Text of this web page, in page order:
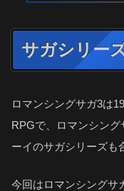
サガシリー
ロマンシングサガ3は
RPGで、ロマンシン
ーイのサガシリーズも
今回はロマンシングサ